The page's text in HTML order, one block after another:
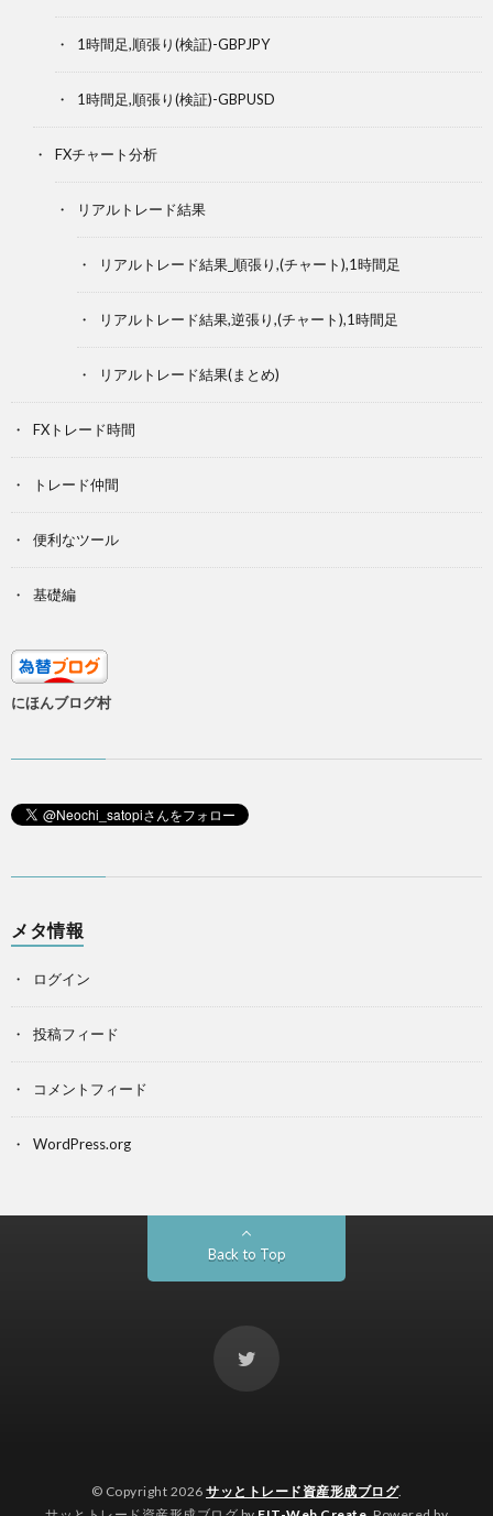
1時間足,順張り(検証)-GBPJPY
1時間足,順張り(検証)-GBPUSD
FXチャート分析
リアルトレード結果
リアルトレード結果_順張り,(チャート),1時間足
リアルトレード結果,逆張り,(チャート),1時間足
リアルトレード結果(まとめ)
FXトレード時間
トレード仲間
便利なツール
基礎編
にほんブログ村
メタ情報
ログイン
投稿フィード
コメントフィード
WordPress.org
Back to Top
© Copyright 2026 サッとトレード資産形成ブログ.